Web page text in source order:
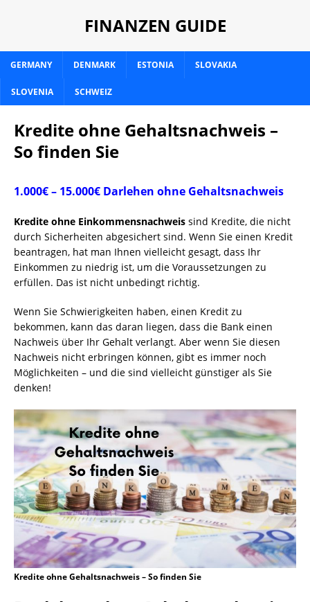
FINANZEN GUIDE
GERMANY DENMARK ESTONIA SLOVAKIA
SLOVENIA SCHWEIZ
Kredite ohne Gehaltsnachweis –
So finden Sie
1.000€ – 15.000€ Darlehen ohne Gehaltsnachweis
Kredite ohne Einkommensnachweis sind Kredite, die nicht
durch Sicherheiten abgesichert sind. Wenn Sie einen Kredit
beantragen, hat man Ihnen vielleicht gesagt, dass Ihr
Einkommen zu niedrig ist, um die Voraussetzungen zu
erfüllen. Das ist nicht unbedingt richtig.
Wenn Sie Schwierigkeiten haben, einen Kredit zu
bekommen, kann das daran liegen, dass die Bank einen
Nachweis über Ihr Gehalt verlangt. Aber wenn Sie diesen
Nachweis nicht erbringen können, gibt es immer noch
Möglichkeiten – und die sind vielleicht günstiger als Sie
denken!
Kredite ohne Gehaltsnachweis – So finden Sie